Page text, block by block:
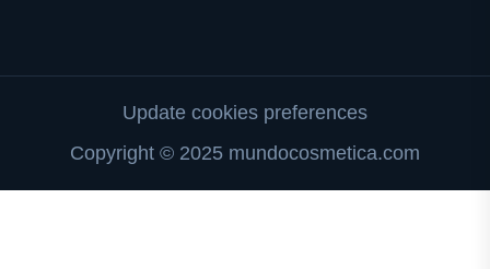
Update cookies preferences
Copyright © 2025 mundocosmetica.com